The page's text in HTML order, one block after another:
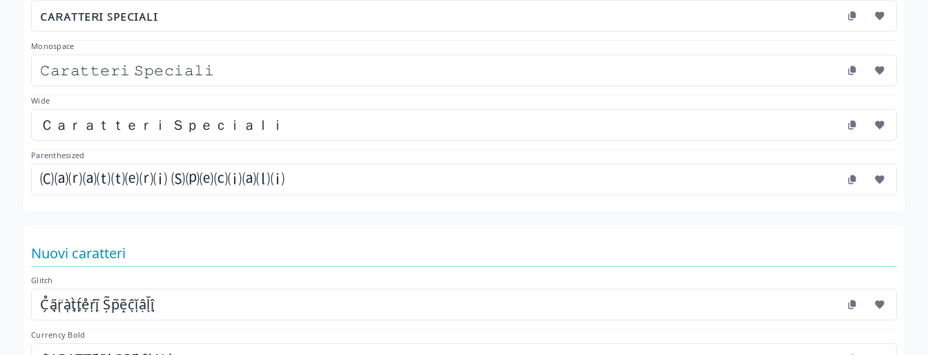
ᴄᴀʀᴀᴛᴛᴇʀɪ ꜱᴘᴇᴄɪᴀʟɪ
Monospace
𝙲𝚊𝚛𝚊𝚝𝚝𝚎𝚛𝚒 𝚂𝚙𝚎𝚌𝚒𝚊𝚕𝚒
Wide
Ｃａｒａｔｔｅｒｉ Ｓｐｅｃｉａｌｉ
Parenthesized
🄒⒜⒭⒜⒯⒯⒠⒭⒤ 🄢⒫⒠⒞⒤⒜⒧⒤
Nuovi caratteri
Glitch
C̗̊a̘̋r̜̈à̜t̘̀t̙́e̦̊ŕ̦ĩ̙ Ș̃p̤̃ẽ̝ĉ̖ǐ̦ậl̖̆î̘
Currency Bold